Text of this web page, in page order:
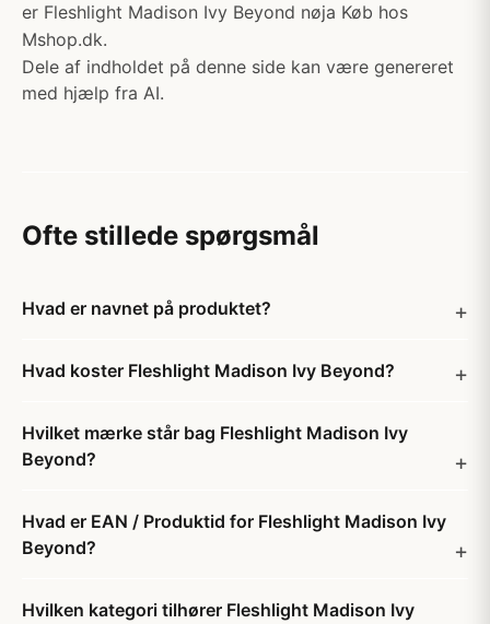
er Fleshlight Madison Ivy Beyond nøja Køb hos
Mshop.dk.
Dele af indholdet på denne side kan være genereret
med hjælp fra AI.
Ofte stillede spørgsmål
Hvad er navnet på produktet?
Hvad koster Fleshlight Madison Ivy Beyond?
Hvilket mærke står bag Fleshlight Madison Ivy
Beyond?
Hvad er EAN / Produktid for Fleshlight Madison Ivy
Beyond?
Hvilken kategori tilhører Fleshlight Madison Ivy